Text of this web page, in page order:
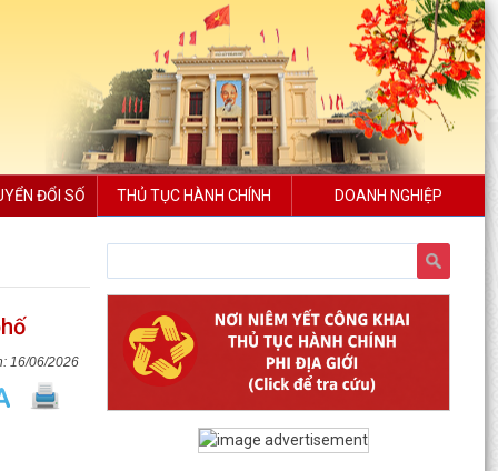
ĐỔI SỐ THỦ TỤC HÀNH CHÍNH DOANH NGHIỆP
16/06/2026